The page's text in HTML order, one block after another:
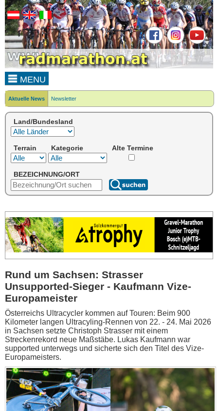
MENU
Aktuelle News Newsletter
Land/Bundesland
Terrain Kategorie Alte Termine
BEZEICHNUNG/ORT
Rund um Sachsen: Strasser
Unsupported-Sieger - Kaufmann Vize-
Europameister
Österreichs Ultracycler kommen auf Touren: Beim 900
Kilometer langen Ultracyling-Rennen von 22. - 24. Mai 2026
in Sachsen setzte Christoph Strasser mit einem
Streckenrekord neue Maßstäbe. Lukas Kaufmann war
supported unterwegs und sicherte sich den Titel des Vize-
Europameisters.